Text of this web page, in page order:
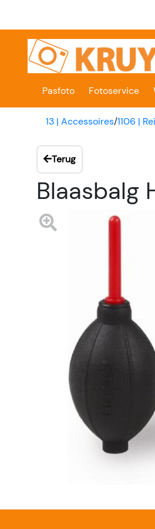
Pasfoto Fotoservice
13 | Accessoires/1106 |
Terug
Blaasbalg